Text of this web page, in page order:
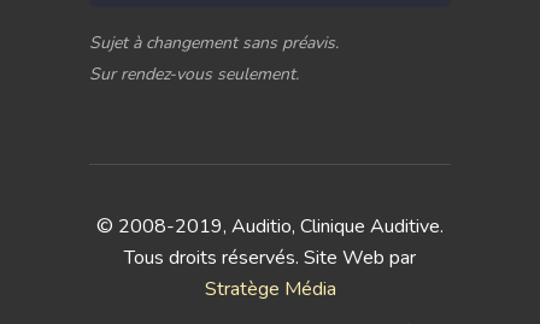
Sujet à changement sans préavis.
Sur rendez-vous seulement.
© 2008-2019, Auditio, Clinique Auditive.
Tous droits réservés. Site Web par
Stratège Média